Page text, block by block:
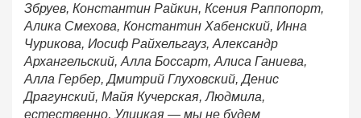
Збруев, Константин Райкин, Ксения Раппопорт,
Алика Смехова, Константин Хабенский, Инна
Чурикова, Иосиф Райхельгауз, Александр
Архангельский, Алла Боссарт, Алиса Ганиева,
Алла Гербер, Дмитрий Глуховский, Денис
Драгунский, Майя Кучерская, Людмила,
естественно, Улицкая — мы не будем